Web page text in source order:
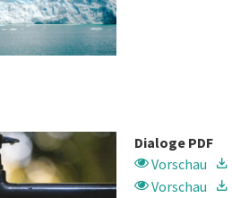
Dialoge PDF
Vorschau
Vorschau